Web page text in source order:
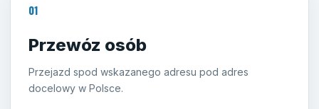
01
Przewóz osób
Przejazd spod wskazanego adresu pod adres
docelowy w Polsce.